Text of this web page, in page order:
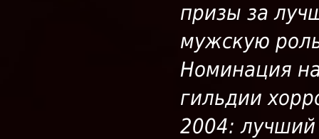
призы за
мужскую
Номинация
гильдии
2004: